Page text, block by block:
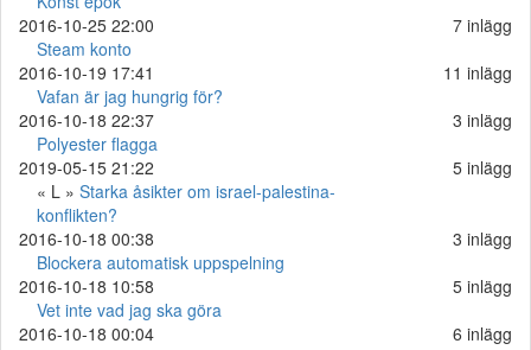
7 inlägg
2016-10-25 22:00
Steam konto
11 inlägg
2016-10-19 17:41
Vafan är jag hungrig för?
3 inlägg
2016-10-18 22:37
Polyester flagga
5 inlägg
2019-05-15 21:22
« L » Starka åsikter om israel-palestina-
konflikten?
3 inlägg
2016-10-18 00:38
Blockera automatisk uppspelning
5 inlägg
2016-10-18 10:58
Vet inte vad jag ska göra
6 inlägg
2016-10-18 00:04